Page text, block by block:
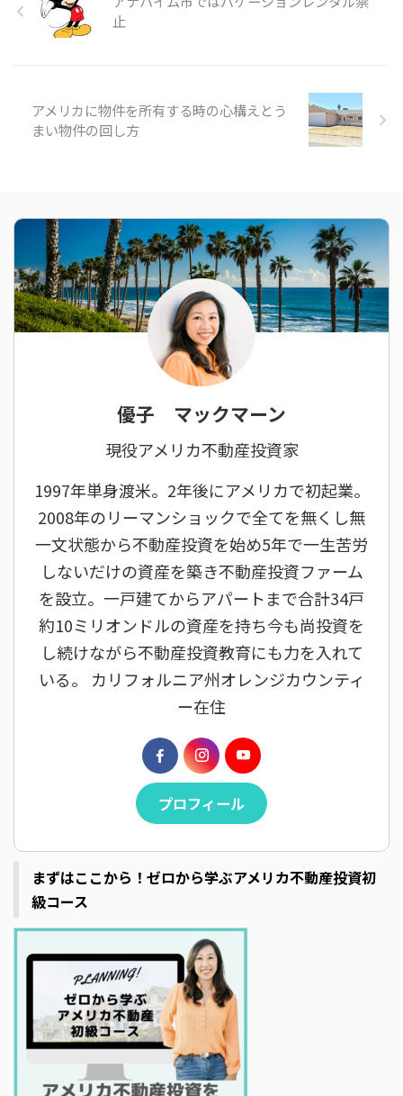
止
アメリカに物件を所有する時の心構えとう
まい物件の回し方
優子 マックマーン
現役アメリカ不動産投資家
1997年単身渡米。2年後にアメリカで初起業。
2008年のリーマンショックで全てを無くし無
一文状態から不動産投資を始め5年で一生苦労
しないだけの資産を築き不動産投資ファーム
を設立。一戸建てからアパートまで合計34戸
約10ミリオンドルの資産を持ち今も尚投資を
し続けながら不動産投資教育にも力を入れて
いる。 カリフォルニア州オレンジカウンティ
ー在住
プロフィール
まずはここから！ゼロから学ぶアメリカ不動産投資初
級コース